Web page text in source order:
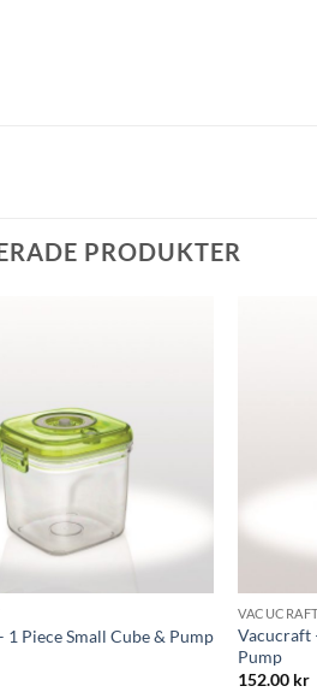
PRODUKTER
1 Piece Small Cube & Pump
Vacucraft
Pump
152.00 kr